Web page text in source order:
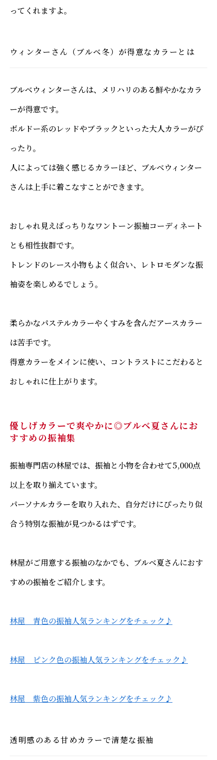
ってくれますよ。
ウィンターさん（ブルベ冬）が得意なカラーとは
ブルベウィンターさんは、メリハリのある鮮やかなカラ
ーが得意です。
ボルドー系のレッドやブラックといった大人カラーがぴ
ったり。
人によっては強く感じるカラーほど、ブルベウィンター
さんは上手に着こなすことができます。
おしゃれ見えばっちりなワントーン振袖コーディネート
とも相性抜群です。
トレンドのレース小物もよく似合い、レトロモダンな振
袖姿を楽しめるでしょう。
柔らかなパステルカラーやくすみを含んだアースカラー
は苦手です。
得意カラーをメインに使い、コントラストにこだわると
おしゃれに仕上がります。
優しげカラーで爽やかに◎ブルベ夏さんにお
すすめの振袖集
振袖専門店の林屋では、振袖と小物を合わせて5,000点
以上を取り揃えています。
パーソナルカラーを取り入れた、自分だけにぴったり似
合う特別な振袖が見つかるはずです。
林屋がご用意する振袖のなかでも、ブルベ夏さんにおす
すめの振袖をご紹介します。
林屋 青色の振袖人気ランキングをチェック♪
林屋 ピンク色の振袖人気ランキングをチェック♪
林屋 紫色の振袖人気ランキングをチェック♪
透明感のある甘めカラーで清楚な振袖